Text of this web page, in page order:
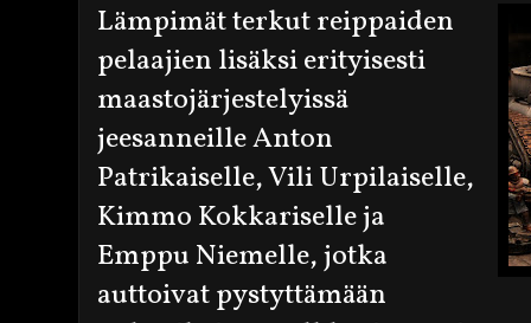
Lämpimät terkut reippaiden
pelaajien lisäksi erityisesti
maastojärjestelyissä
jeesanneille Anton
Patrikaiselle, Vili Urpilaiselle,
Kimmo Kokkariselle ja
Emppu Niemelle, jotka
auttoivat pystyttämään